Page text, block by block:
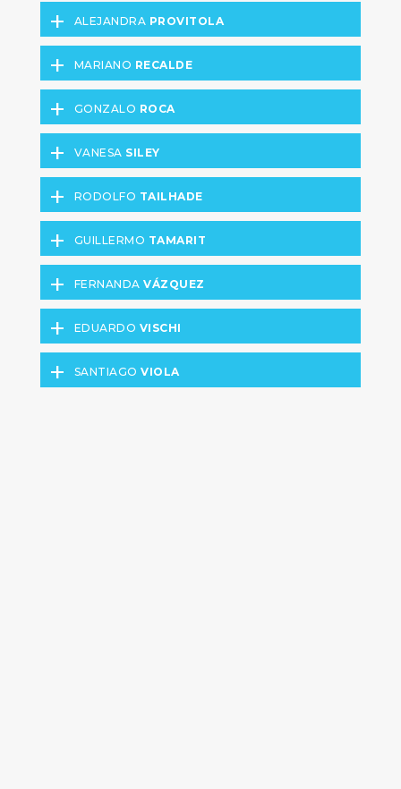
+ ALEJANDRA PROVITOLA
+ MARIANO RECALDE
+ GONZALO ROCA
+ VANESA SILEY
+ RODOLFO TAILHADE
+ GUILLERMO TAMARIT
+ FERNANDAVÁZQUEZ
+ EDUARDO VISCHI
+ SANTIAGOVIOLA